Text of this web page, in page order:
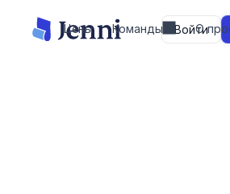
Цены Команды О
Войти